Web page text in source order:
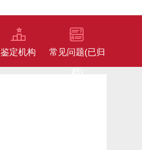
鉴定机构 常见问题(已归